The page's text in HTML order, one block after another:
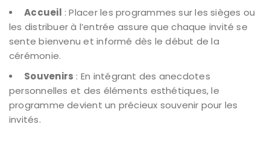
Accueil : Placer les programmes sur les sièges ou
les distribuer à l’entrée assure que chaque invité se
sente bienvenu et informé dès le début de la
cérémonie.
Souvenirs : En intégrant des anecdotes
personnelles et des éléments esthétiques, le
programme devient un précieux souvenir pour les
invités.